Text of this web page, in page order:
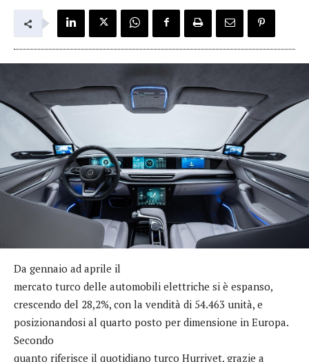
Da gennaio ad aprile il
mercato turco delle automobili elettriche si è espanso,
crescendo del 28,2%, con la vendità di 54.463 unità, e
posizionandosi al quarto posto per dimensione in Europa.
Secondo
quanto riferisce il quotidiano turco Hurriyet, grazie a